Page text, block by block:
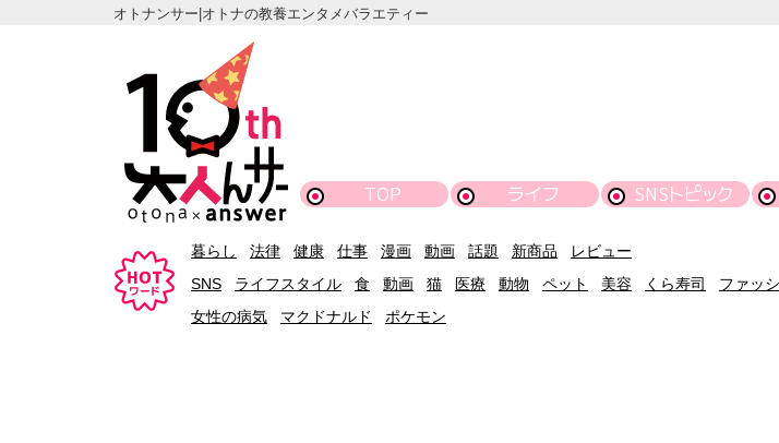
オトナンサー|オトナの教養エンタメバラエティー
TOP ライフ SNSトピック
暮らし 法律 健康 仕事 漫画 動画 話題 新商品
レビュー
SNS
ライフスタイル 食 動画 猫 医療 動物 ペット 美容 くら寿司 ファッ
女性の病気
マクドナルド ポケモン